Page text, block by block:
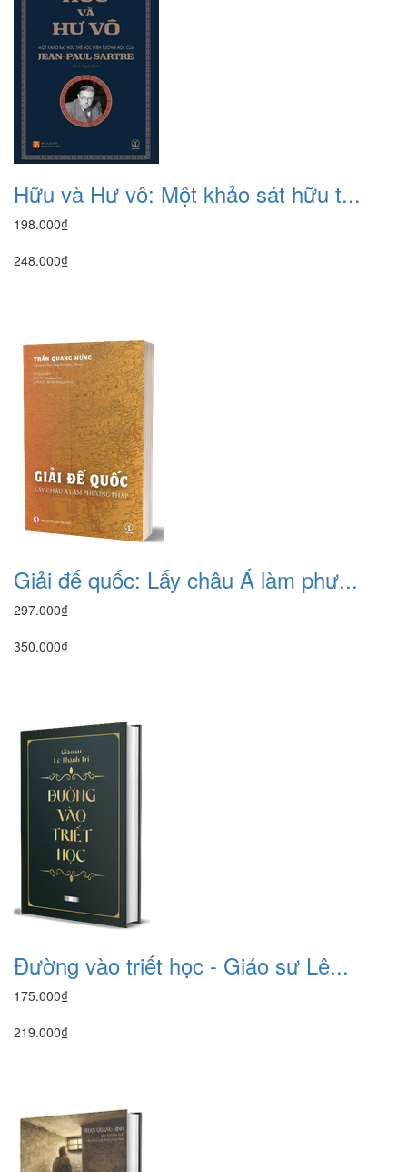
Hữu và Hư vô: Một khảo sát hữu t...
198.000₫
248.000₫
Giải đế quốc: Lấy châu Á làm phư...
297.000₫
350.000₫
Đường vào triết học - Giáo sư Lê...
175.000₫
219.000₫